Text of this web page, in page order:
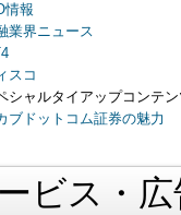
情報
業界ニュース
スコ
シャルタイアップコンテ
ブドットコム証券の魅力
ビス・